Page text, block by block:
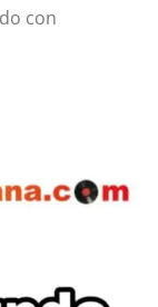
con